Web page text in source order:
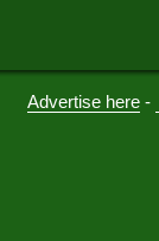
Advertise here -